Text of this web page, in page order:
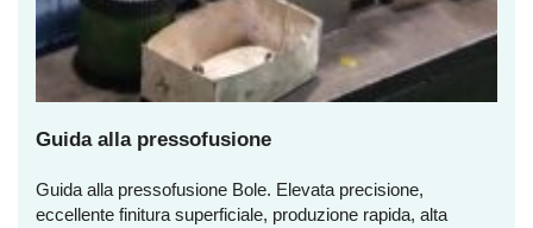
Guida alla pressofusione
Guida alla pressofusione Bole. Elevata precisione,
eccellente finitura superficiale, produzione rapida, alta